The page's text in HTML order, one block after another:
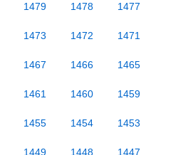
1479 1478 1477
1473 1472 1471
1467 1466 1465
1461 1460 1459
1455 1454 1453
1449 1448 1447